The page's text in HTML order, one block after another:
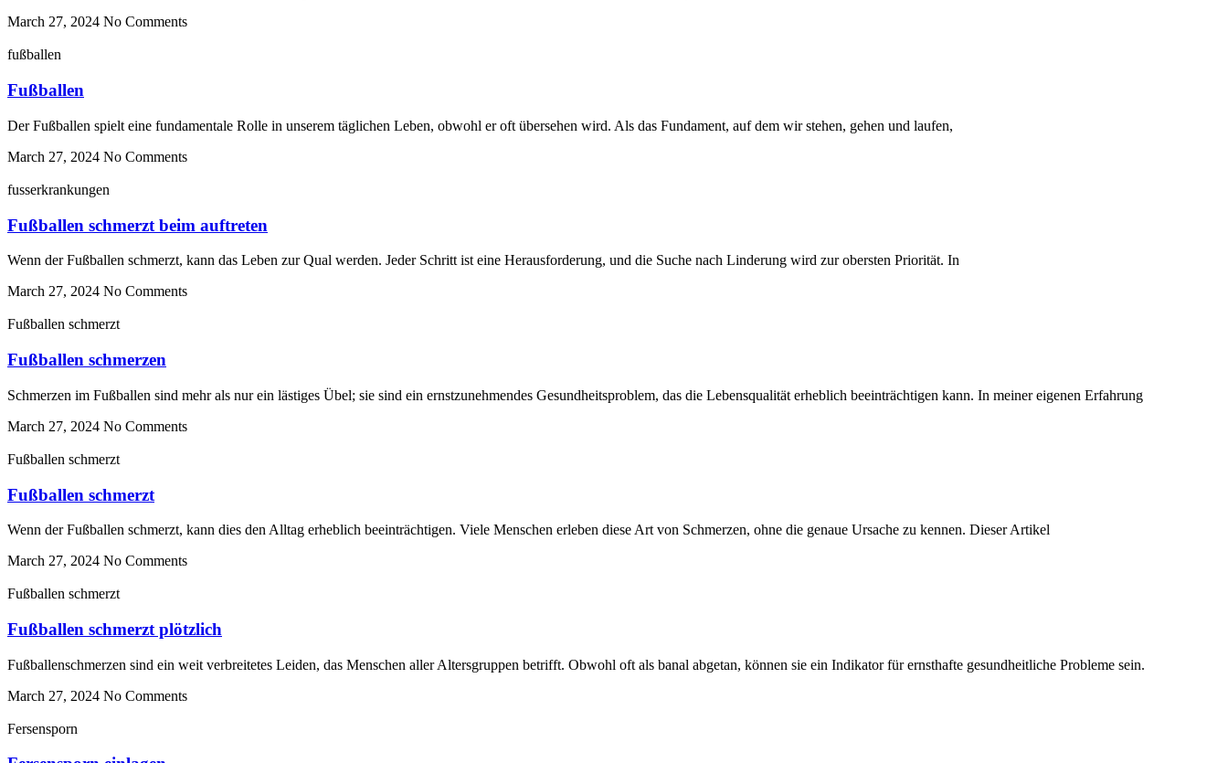
March 27, 2024 No Comments
fußballen
Fußballen
Der Fußballen spielt eine fundamentale Rolle in unserem täglichen Leben, obwohl er oft übersehen wird. Als das Fundament, auf dem wir stehen, gehen und laufen,
March 27, 2024 No Comments
fusserkrankungen
Fußballen schmerzt beim auftreten
Wenn der Fußballen schmerzt, kann das Leben zur Qual werden. Jeder Schritt ist eine Herausforderung, und die Suche nach Linderung wird zur obersten Priorität. In
March 27, 2024 No Comments
Fußballen schmerzt
Fußballen schmerzen
Schmerzen im Fußballen sind mehr als nur ein lästiges Übel; sie sind ein ernstzunehmendes Gesundheitsproblem, das die Lebensqualität erheblich beeinträchtigen kann. In meiner eigenen Erfahrung
March 27, 2024 No Comments
Fußballen schmerzt
Fußballen schmerzt
Wenn der Fußballen schmerzt, kann dies den Alltag erheblich beeinträchtigen. Viele Menschen erleben diese Art von Schmerzen, ohne die genaue Ursache zu kennen. Dieser Artikel
March 27, 2024 No Comments
Fußballen schmerzt
Fußballen schmerzt plötzlich
Fußballenschmerzen sind ein weit verbreitetes Leiden, das Menschen aller Altersgruppen betrifft. Obwohl oft als banal abgetan, können sie ein Indikator für ernsthafte gesundheitliche Probleme sein.
March 27, 2024 No Comments
Fersensporn